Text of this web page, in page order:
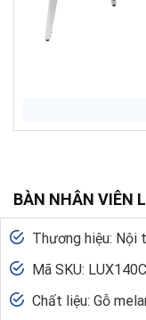
BÀN NHÂN VIÊN
Thương hiệu: Nội
Mã SKU:
Chất liệu: Gỗ